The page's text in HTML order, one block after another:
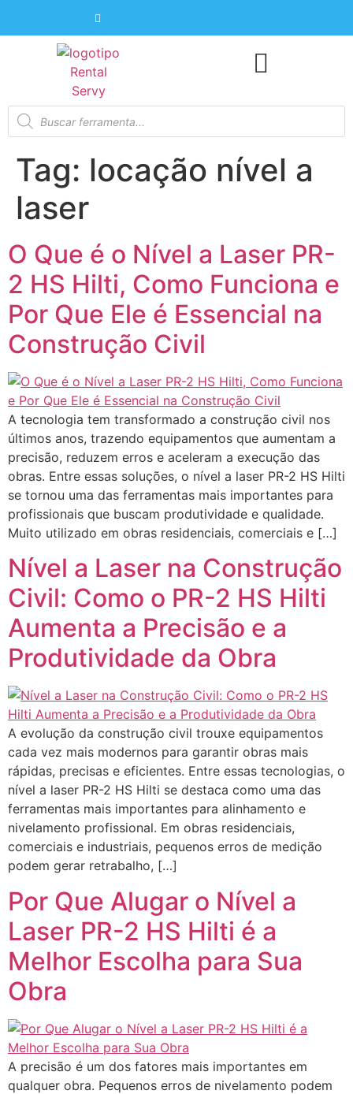
Tag: locação nível a
laser
O Que é o Nível a Laser PR-
2 HS Hilti, Como Funciona e
Por Que Ele é Essencial na
Construção Civil
A tecnologia tem transformado a construção civil nos
últimos anos, trazendo equipamentos que aumentam a
precisão, reduzem erros e aceleram a execução das
obras. Entre essas soluções, o nível a laser PR-2 HS Hilti
se tornou uma das ferramentas mais importantes para
profissionais que buscam produtividade e qualidade.
Muito utilizado em obras residenciais, comerciais e […]
Nível a Laser na Construção
Civil: Como o PR-2 HS Hilti
Aumenta a Precisão e a
Produtividade da Obra
A evolução da construção civil trouxe equipamentos
cada vez mais modernos para garantir obras mais
rápidas, precisas e eficientes. Entre essas tecnologias, o
nível a laser PR-2 HS Hilti se destaca como uma das
ferramentas mais importantes para alinhamento e
nivelamento profissional. Em obras residenciais,
comerciais e industriais, pequenos erros de medição
podem gerar retrabalho, […]
Por Que Alugar o Nível a
Laser PR-2 HS Hilti é a
Melhor Escolha para Sua
Obra
A precisão é um dos fatores mais importantes em
qualquer obra. Pequenos erros de nivelamento podem